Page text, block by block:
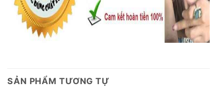
SẢN PHẨM TƯƠNG TỰ